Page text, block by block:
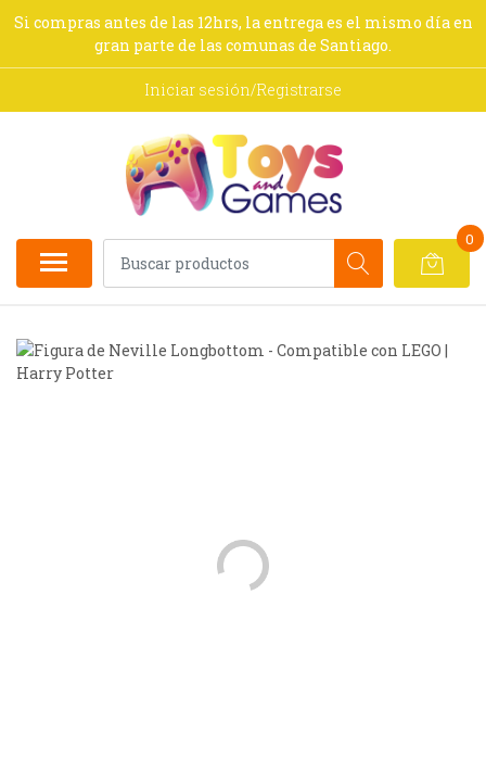
Si compras antes de las 12hrs, la entrega es el mismo día en
gran parte de las comunas de Santiago.
Iniciar sesión/Registrarse
0